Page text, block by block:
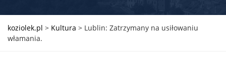
koziolek.pl > Kultura > Lublin: Zatrzymany na usiłowaniu
włamania.